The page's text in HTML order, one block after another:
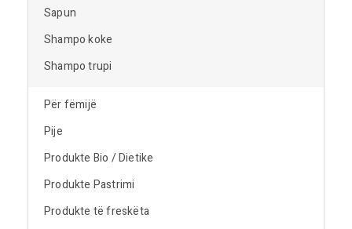
Sapun
Shampo koke
Shampo trupi
Për fëmijë
Pije
Produkte Bio / Dietike
Produkte Pastrimi
Produkte të freskëta